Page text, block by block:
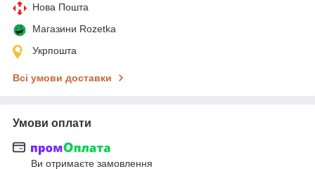
Нова Пошта
Магазини Rozetka
Укрпошта
Всі умови доставки
Умови оплати
Ви отримаєте замовлення